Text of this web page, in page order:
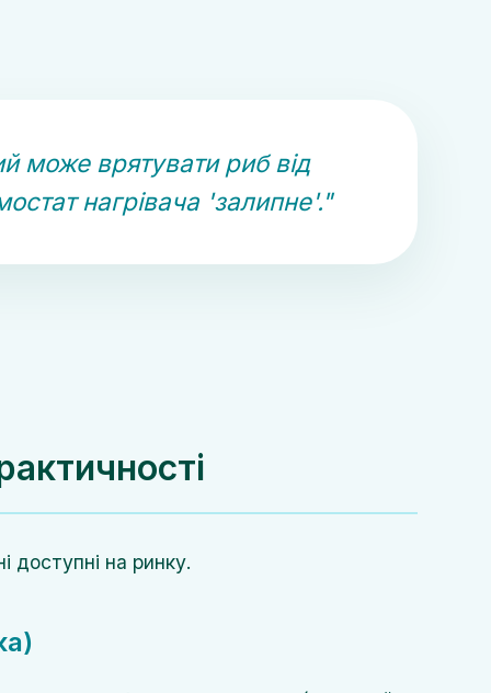
може врятувати риб від
нагрівача 'залипне'."
доступні на ринку.